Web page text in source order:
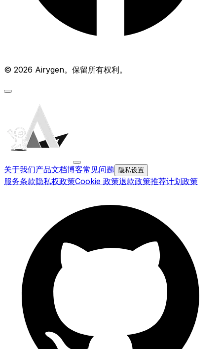
© 2026 Airygen。保留所有权利。
关于我们产品文档博客常见问题 隐私设置
服务条款隐私权政策Cookie 政策退款政策推荐计划政策